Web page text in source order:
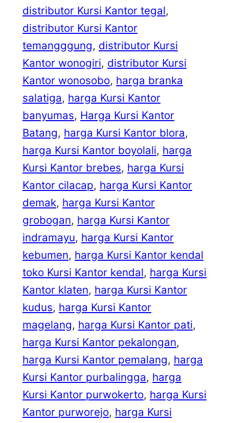
distributor Kursi Kantor tegal
distributor Kursi Kantor
temangggung, distributor Kursi
Kantor wonogiri, distributor Kursi
Kantor wonosobo, harga branka
salatiga, harga Kursi Kantor
banyumas, Harga Kursi Kantor
Batang, harga Kursi Kantor blora
harga Kursi Kantor boyolali, harga
Kursi Kantor brebes, harga Kursi
Kantor cilacap, harga Kursi Kantor
demak, harga Kursi Kantor
grobogan, harga Kursi Kantor
indramayu, harga Kursi Kantor
kebumen, harga Kursi Kantor kendal
toko Kursi Kantor kendal, harga Kursi
Kantor klaten, harga Kursi Kantor
kudus, harga Kursi Kantor
magelang, harga Kursi Kantor pati
harga Kursi Kantor pekalongan
harga Kursi Kantor pemalang, harga
Kursi Kantor purbalingga, harga
Kursi Kantor purwokerto, harga Kursi
Kantor purworejo, harga Kursi